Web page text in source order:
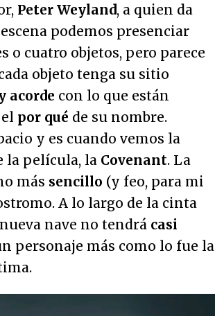
Peter Weyland, a quien da
escena podemos presenciar
o cuatro objetos, pero parece
objeto tenga su sitio
acorde con lo que están
por qué de su nombre.
y es cuando vemos la
la película, la Covenant. La
más sencillo (y feo, para mi
A lo largo de la cinta
nave no tendrá casi
personaje más como lo fue la